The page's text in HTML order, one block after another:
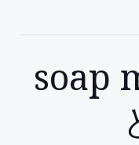
soap